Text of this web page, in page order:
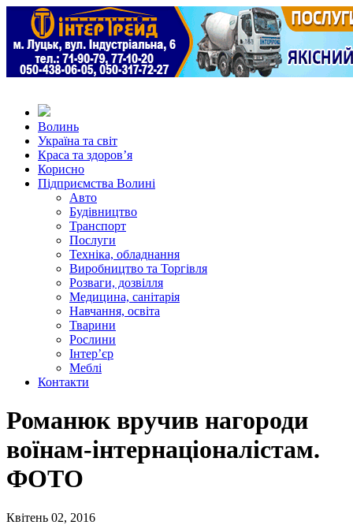
Волинь
Україна та світ
Краса та здоров’я
Корисно
Підприємства Волині
Авто
Будівництво
Транспорт
Послуги
Техніка, обладнання
Виробництво та Торгівля
Розваги, дозвілля
Медицина, санітарія
Навчання, освіта
Тварини
Рослини
Інтер’єр
Меблі
Контакти
Романюк вручив нагороди
воїнам-інтернаціоналістам.
ФОТО
Квітень 02, 2016